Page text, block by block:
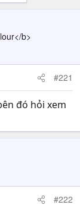
b>
#221
đó hỏi xem
#222